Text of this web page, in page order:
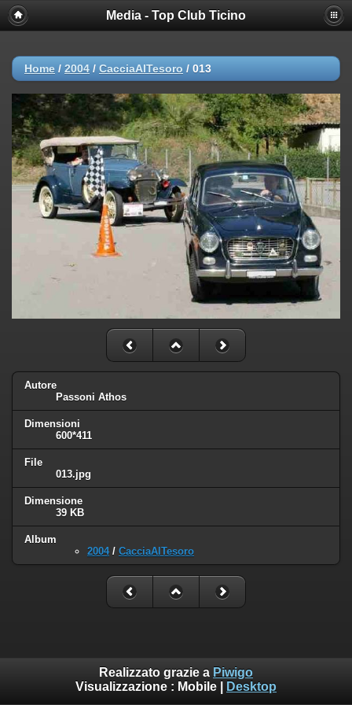
Media - Top Club Ticino
Home / 2004 / CacciaAlTesoro / 013
Autore
Passoni Athos
Dimensioni
600*411
File
013.jpg
Dimensione
39 KB
Album
2004/ CacciaAlTesoro
Realizzato grazie a Piwigo
Visualizzazione : Mobile Desktop